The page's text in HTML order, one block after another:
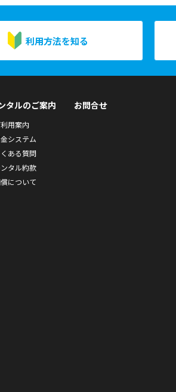
利用方法を知る
タルのご案内
用案内
システム
ある質問
ンタル約款
について
お問合せ